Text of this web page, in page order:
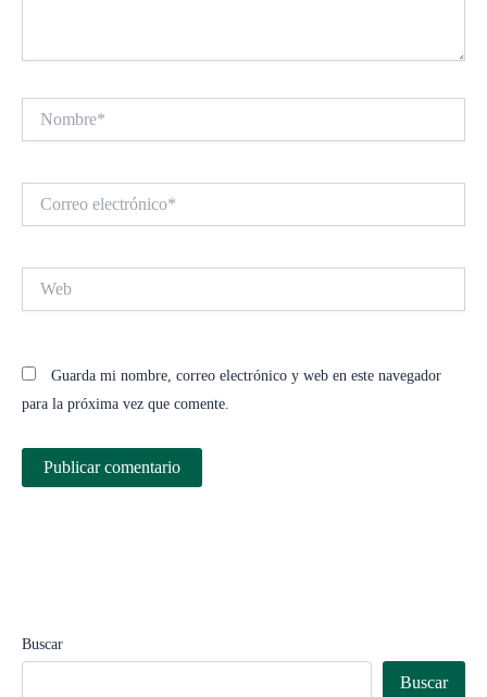
electrónico*
Guarda mi nombre, correo electrónico y web en este navegador
para la próxima vez que comente.
Buscar
Buscar